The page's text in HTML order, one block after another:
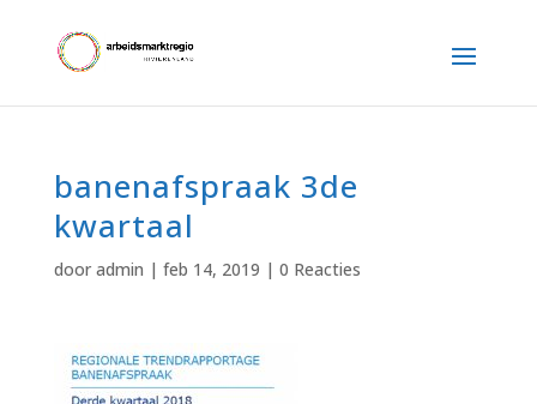
banenafspraak 3de
kwartaal
door admin | feb 14, 2019 | 0 Reacties